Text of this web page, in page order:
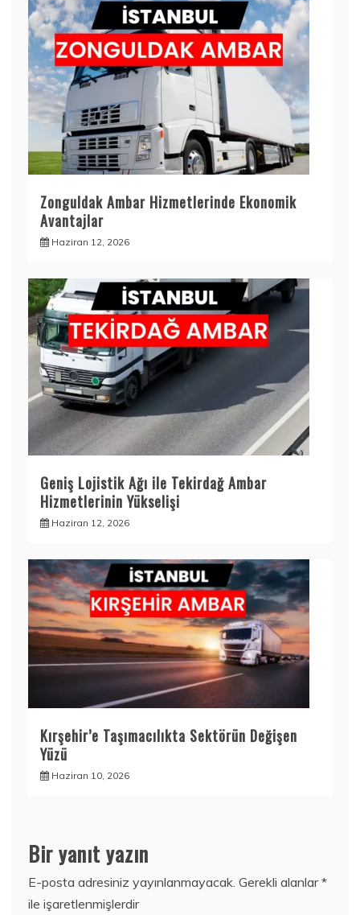
Zonguldak Ambar Hizmetlerinde Ekonomik
Avantajlar
Haziran 12, 2026
Geniş Lojistik Ağı ile Tekirdağ Ambar
Hizmetlerinin Yükselişi
Haziran 12, 2026
Kırşehir’e Taşımacılıkta Sektörün Değişen
Yüzü
Haziran 10, 2026
Bir yanıt yazın
E-posta adresiniz yayınlanmayacak. Gerekli alanlar*
ile işaretlenmişlerdir